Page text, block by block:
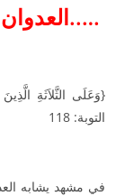
…..العدوان
{وَعَلَى الثَّلاَثَةِ
التوبة: 118
في مشهد يشابه